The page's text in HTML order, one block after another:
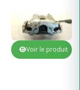
Voir le produit